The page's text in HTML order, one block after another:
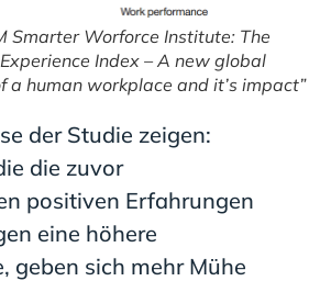
Smarter Worforce Institute: The
Index – A new global
a human workplace and it’s impact”
der Studie zeigen:
die zuvor
positiven Erfahrungen
eine höhere
geben sich mehr Mühe